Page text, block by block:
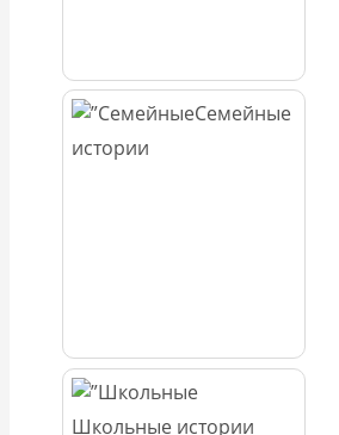
Семейные
истории
Школьные истории